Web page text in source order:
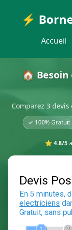
⚡
Accueil
🏠
Comparez 3
✓ 100% Gratuit
⭐ 4.8/5
Devis